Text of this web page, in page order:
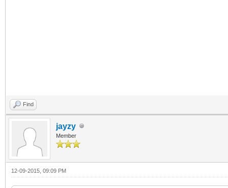
Find
jayzy
Member
12-09-2015, 09:09 PM